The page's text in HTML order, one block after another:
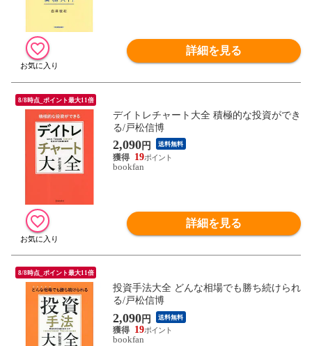
詳細を見る
8/8時点_ポイント最大11倍
デイトレチャート大全 積極的な投資ができ
る/戸松信博
2,090円 送料無料
19
bookfan
詳細を見る
8/8時点_ポイント最大11倍
投資手法大全 どんな相場でも勝ち続けられ
る/戸松信博
2,090円 送料無料
19
bookfan